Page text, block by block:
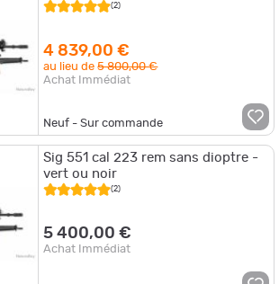
(2)
4 839,00 €
au lieu de5 800,00 €
Achat Immédiat
Neuf - Sur commande
Sig 551 cal 223 rem sans dioptre -
vert ou noir
(2)
5 400,00 €
Achat Immédiat